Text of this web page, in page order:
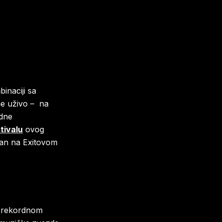
sa
uživo – na
ovog
na Exitovom